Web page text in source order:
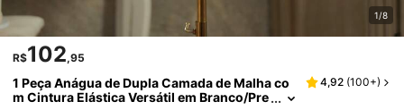
1/8
R$102,95
1 Peça Anágua de Dupla Camada de Malha co
m Cintura Elástica Versátil em Branco/Pre
4,92 (100+)